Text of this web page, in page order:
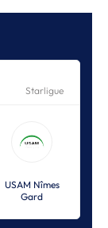
Starligue
USAM Nîmes
Gard